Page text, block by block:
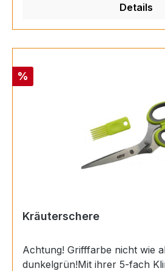
Details
Rabatt
%
Kräuterschere
Achtung! Grifffarbe nicht wie
dunkelgrün!Mit ihrer 5-fach Klinge garantiert die